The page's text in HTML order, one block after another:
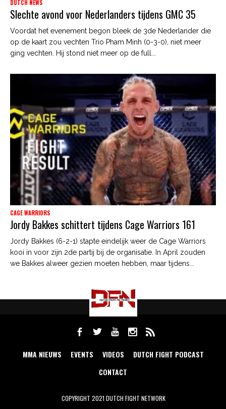
DUTCH NEWS
Slechte avond voor Nederlanders tijdens GMC 35
Voordat het evenement begon bleek de 3de Nederlander die
op de kaart zou vechten Trio Pham Minh (0-3-0), niet meer
ging vechten. Hij stond niet meer op de full...
CAGE WARRIORS
Jordy Bakkes schittert tijdens Cage Warriors 161
Jordy Bakkes (6-2-1) stapte eindelijk weer de Cage Warriors
kooi in voor zijn 2de partij bij de organisatie. In April zouden
we Bakkes alweer gezien moeten hebben, maar tijdens...
MMA NIEUWS EVENTS VIDEOS
DUTCH FIGHT PODCAST
CONTACT
COPYRIGHT 2021 DUTCH FIGHT NETWORK